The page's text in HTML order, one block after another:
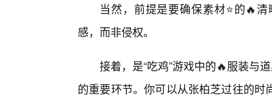
当然，前提是要确保素材⭐的🔥
感，而非侵权。
接着，是“吃鸡”游戏中的🔥服装与
的重要环节。你可以从张柏芝过往的